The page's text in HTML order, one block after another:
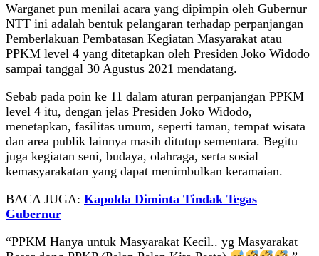
Warganet pun menilai acara yang dipimpin oleh Gubernur
NTT ini adalah bentuk pelangaran terhadap perpanjangan
Pemberlakuan Pembatasan Kegiatan Masyarakat atau
PPKM level 4 yang ditetapkan oleh Presiden Joko Widodo
sampai tanggal 30 Agustus 2021 mendatang.
Sebab pada poin ke 11 dalam aturan perpanjangan PPKM
level 4 itu, dengan jelas Presiden Joko Widodo,
menetapkan, fasilitas umum, seperti taman, tempat wisata
dan area publik lainnya masih ditutup sementara. Begitu
juga kegiatan seni, budaya, olahraga, serta sosial
kemasyarakatan yang dapat menimbulkan keramaian.
BACA JUGA: Kapolda Diminta Tindak Tegas
Gubernur
“PPKM Hanya untuk Masyarakat Kecil.. yg Masyarakat